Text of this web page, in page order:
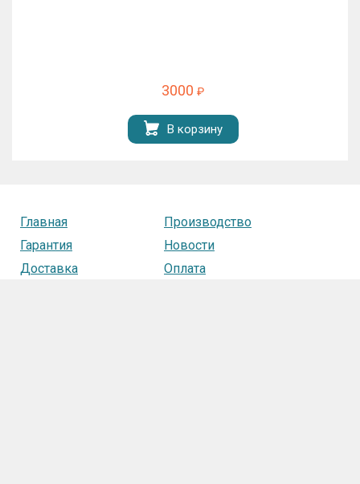
3000 ₽
В корзину
Главная
Производство
Гарантия
Новости
Доставка
Оплата